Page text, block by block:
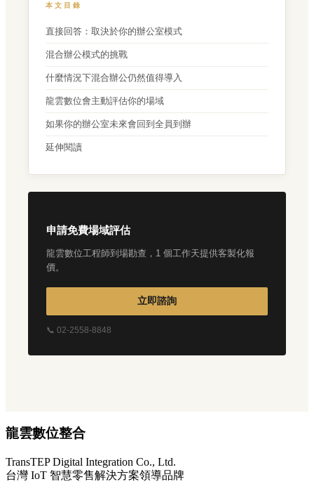
本文目錄
直接回答：取決於你的辦公室模式
混合辦公模式的挑戰
什麼情況下混合辦公仍然值得導入
龍雲數位會主動評估你的場域
如果你的辦公室未來會回到全員到辦
延伸閱讀
申請免費場域評估
龍雲數位工程師到場勘查，1 個工作天提供客製化報
價。
立即諮詢
📞 02-2558-8848
龍雲數位整合
TransTEP Digital Integration Co., Ltd.
台灣 IoT 智慧零售解決方案領導品牌